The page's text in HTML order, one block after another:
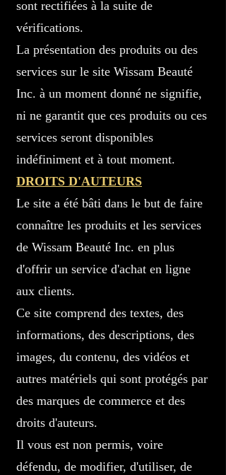
sont rectifiées à la suite de
vérifications.
La présentation des produits ou des
services sur le site Wissam Beauté
Inc. à un moment donné ne signifie,
ni ne garantit que ces produits ou ces
services seront disponibles
indéfiniment et à tout moment.
DROITS D'AUTEURS
Le site a été bâti dans le but de faire
connaître les produits et les services
de Wissam Beauté Inc. en plus
d'offrir un service d'achat en ligne
aux clients.
Ce site comprend des textes, des
informations, des descriptions, des
images, du contenu, des vidéos et
autres matériels qui sont protégés par
des marques de commerce et des
droits d'auteurs.
Il vous est non permis, voire
défendu, de modifier, d'utiliser, de